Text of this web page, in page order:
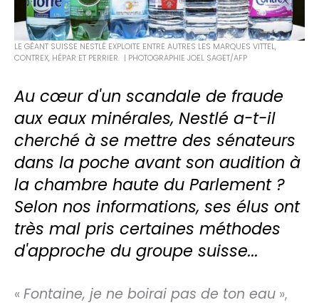
LE GÉANT SUISSE NESTLÉ EXPLOITE ENTRE AUTRES LES MARQUES VITTEL,
CONTREX, HÉPAR ET PERRIER. | PHOTOGRAPHIE JOEL SAGET/AFP
Au cœur d'un scandale de fraude
aux eaux minérales, Nestlé a-t-il
cherché à se mettre des sénateurs
dans la poche avant son audition à
la chambre haute du Parlement ?
Selon nos informations, ses élus ont
très mal pris certaines méthodes
d'approche du groupe suisse...
« Fontaine, je ne boirai pas de ton eau »,